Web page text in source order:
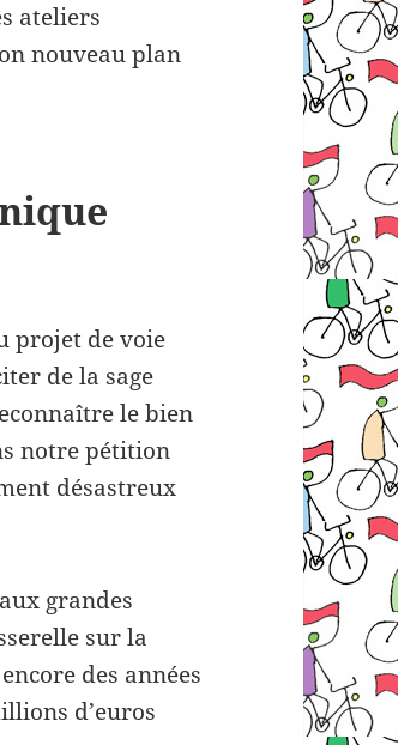
ateliers
nouveau plan
projet de voie
de la sage
le bien
notre pétition
désastreux
grandes
sur la
des années
d’euros